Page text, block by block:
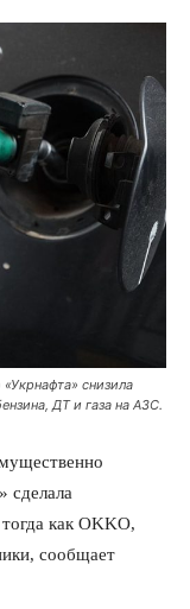
снизила
ДТ и газа на АЗС.
сделала
как OKKO,
сообщает